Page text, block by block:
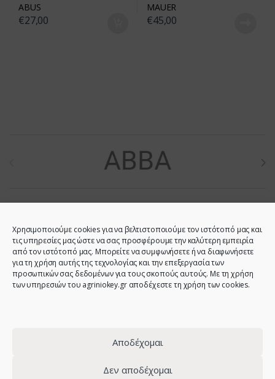
Χρησιμοποιούμε cookies για να βελτιστοποιούμε τον ιστότοπό μας και
τις υπηρεσίες μας ώστε να σας προσφέρουμε την καλύτερη εμπειρία
από τον ιστότοπό μας. Μπορείτε να συμφωνήσετε ή να διαφωνήσετε
για τη χρήση αυτής της τεχνολογίας και την επεξεργασία των
προσωπικών σας δεδομένων για τους σκοπούς αυτούς. Με τη χρήση
των υπηρεσιών του agriniokey.gr αποδέχεστε τη χρήση των cookies.
Αποδέχομαι
Δεν αποδέχομαι
ABUS
€27,00
MAUER
€45,00
Do you have any question?
2641023001 -
6980907808